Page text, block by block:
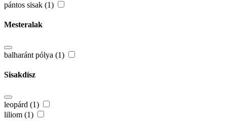
pántos sisak (1)
Mesteralak
balharánt pólya (1)
Sisakdísz
leopárd (1)
liliom (1)